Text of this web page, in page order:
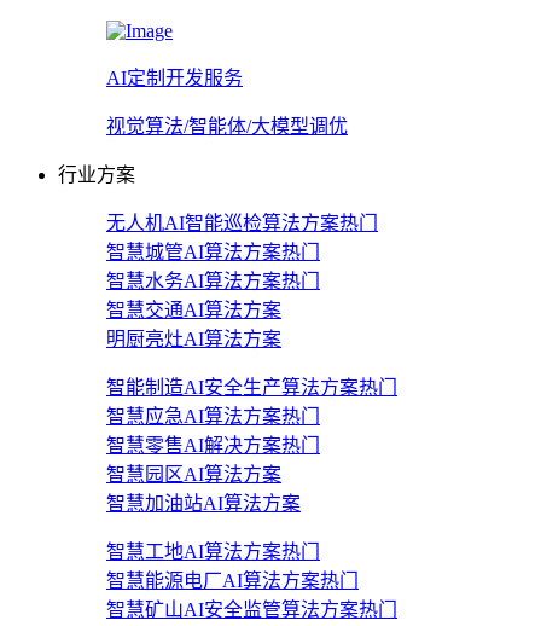
AI定制开发服务
视觉算法/智能体/大模型调优
行业方案
无人机AI智能巡检算法方案热门
智慧城管AI算法方案热门
智慧水务AI算法方案热门
智慧交通AI算法方案
明厨亮灶AI算法方案
智能制造AI安全生产算法方案热门
智慧应急AI算法方案热门
智慧零售AI解决方案热门
智慧园区AI算法方案
智慧加油站AI算法方案
智慧工地AI算法方案热门
智慧能源电厂AI算法方案热门
智慧矿山AI安全监管算法方案热门